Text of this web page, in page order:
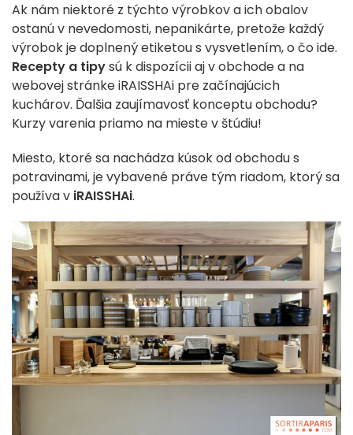
Ak nám niektoré z týchto výrobkov a ich obalov
ostanú v nevedomosti, nepanikárte, pretože každý
výrobok je doplnený etiketou s vysvetlením, o čo ide.
Recepty a tipysú k dispozícii aj v obchode a na
webovej stránke iRAISSHAi pre začínajúcich
kuchárov. Ďalšia zaujímavosť konceptu obchodu?
Kurzy varenia priamo na mieste v štúdiu!
Miesto, ktoré sa nachádza kúsok od obchodu s
potravinami, je vybavené práve tým riadom, ktorý sa
používa v iRAISSHAi.